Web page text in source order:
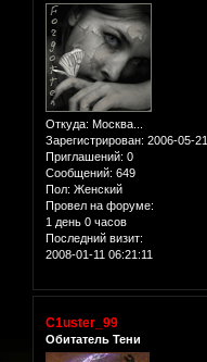
Откуда: Москва...
Зарегистрирован: 2006-05-21
Приглашений: 0
Сообщений: 649
Пол: Женский
Провел на форуме:
1 день 0 часов
Последний визит:
2008-01-11 06:21:11
C1uster_99
Обитатель Тени